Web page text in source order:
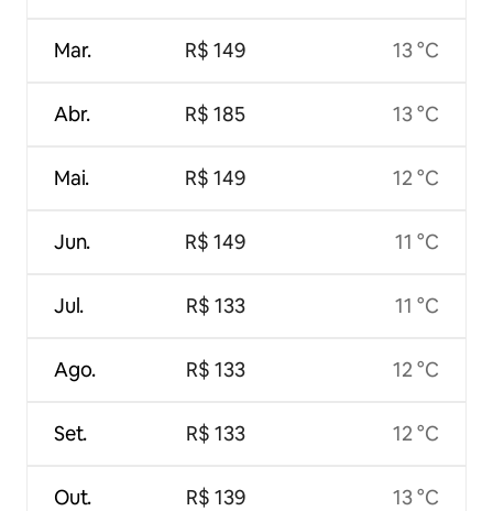
Mar.
Abr.
Mai.
Jun.
Jul.
Ago.
Set.
Out.
R$ 149
R$ 185
R$ 149
R$ 149
R$ 133
R$ 133
R$ 133
R$ 139
13 °C
13 °C
12 °C
11 °C
11 °C
12 °C
12 °C
13 °C